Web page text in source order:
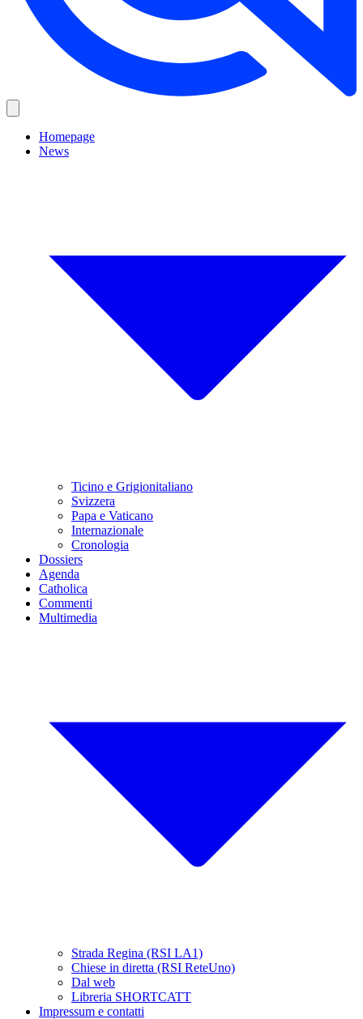
Homepage
News
Ticino e Grigionitaliano
Svizzera
Papa e Vaticano
Internazionale
Cronologia
Dossiers
Agenda
Catholica
Commenti
Multimedia
Strada Regina (RSI LA1)
Chiese in diretta (RSI ReteUno)
Dal web
Libreria SHORTCATT
Impressum e contatti